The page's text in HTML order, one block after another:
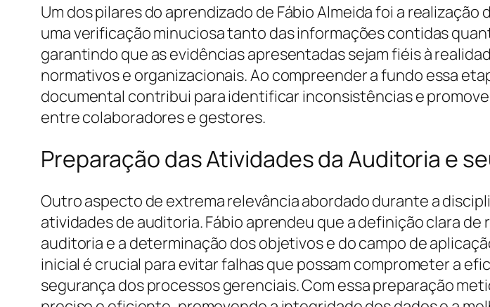
Um dos pilares do aprendizado de Fábio Almeida foi a
uma verificação minuciosa tanto das informações contidas
garantindo que as evidências apresentadas sejam fiéis à
normativos e organizacionais. Ao compreender a fundo essa
documental contribui para identificar inconsistências e
entre colaboradores e gestores.
Preparação das Atividades da Auditoria e
Outro aspecto de extrema relevância abordado durante a
atividades de auditoria. Fábio aprendeu que a definição clara
auditoria e a determinação dos objetivos e do campo de
inicial é crucial para evitar falhas que possam comprometer a
segurança dos processos gerenciais. Com essa preparação